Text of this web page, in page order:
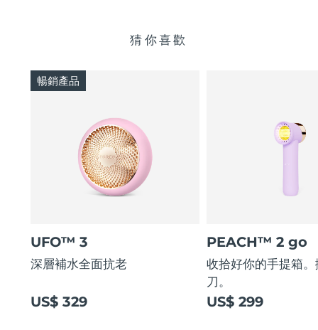
猜你喜歡
UFO™ 3
深層補水全面抗老
US$ 329
暢銷產品
PEACH™ 2 go
收拾好你的手提箱
刀。
US$ 299